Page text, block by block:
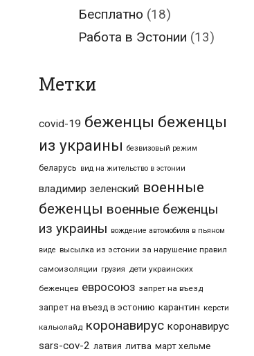
Бесплатно (18)
Работа в Эстонии (13)
Метки
covid-19 беженцы беженцы
из украины безвизовый режим
беларусь вид на жительство в эстонии
владимир зеленский военные
беженцы военные беженцы
из украины вождение автомобиля в пьяном
виде высылка из эстонии за нарушение правил
самоизоляции грузия дети украинских
беженцев евросоюз запрет на въезд
запрет на въезд в эстонию карантин керсти
кальюлайд коронавирус коронавирус
sars-cov-2 латвия литва март хельме